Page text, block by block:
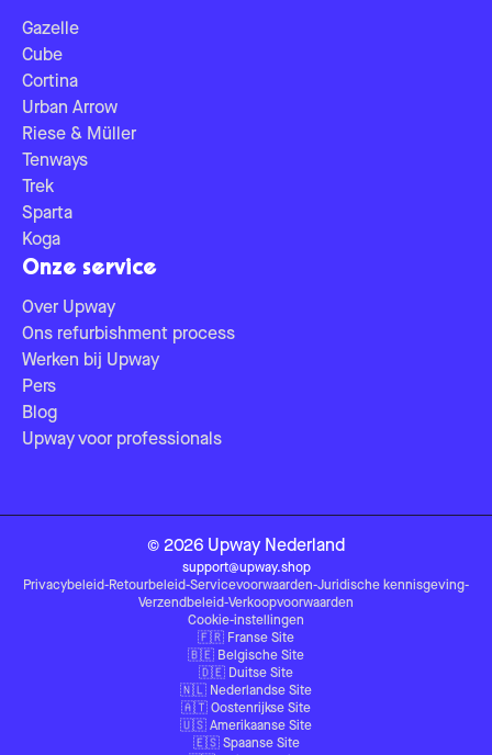
Gazelle
Cube
Cortina
Urban Arrow
Riese & Müller
Tenways
Trek
Sparta
Koga
Onze service
Over Upway
Ons refurbishment process
Werken bij Upway
Pers
Blog
Upway voor professionals
© 2026 Upway Nederland
support@upway.shop
Privacybeleid-Retourbeleid-Servicevoorwaarden-Juridische kennisgeving-
Verzendbeleid-Verkoopvoorwaarden
Cookie-instellingen
🇫🇷 Franse Site
🇧🇪 Belgische Site
🇩🇪 Duitse Site
🇳🇱 Nederlandse Site
🇦🇹 Oostenrijkse Site
🇺🇸 Amerikaanse Site
🇪🇸 Spaanse Site